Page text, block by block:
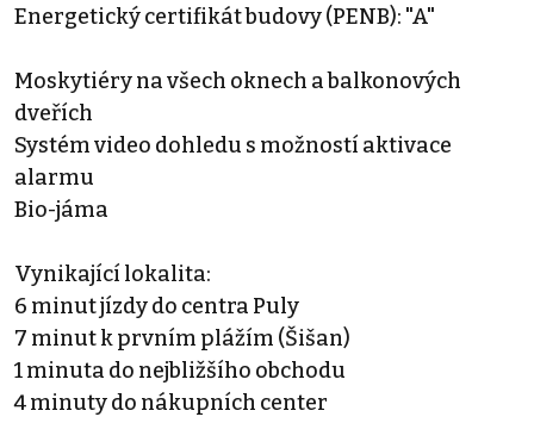
Energetický certifikát budovy (PENB): "A"
Moskytiéry na všech oknech a balkonových
dveřích
Systém video dohledu s možností aktivace
alarmu
Bio-jáma
Vynikající lokalita:
6 minut jízdy do centra Puly
7 minut k prvním plážím (Šišan)
1 minuta do nejbližšího obchodu
4 minuty do nákupních center